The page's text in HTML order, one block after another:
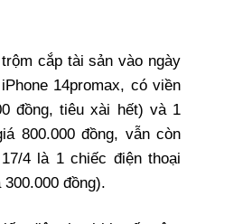
cắp tài sản vào ngày
14promax, có viền
đồng, tiêu xài hết) và 1
800.000 đồng, vẫn còn
4 là 1 chiếc điện thoại
đồng).